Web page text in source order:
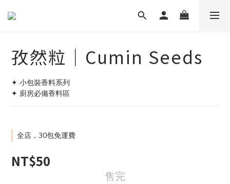
孜然粒｜Cumin Seeds
✦ 小包裝香料系列
✦ 廚房必備香料區
全店，30包免運費
NT$50
售完